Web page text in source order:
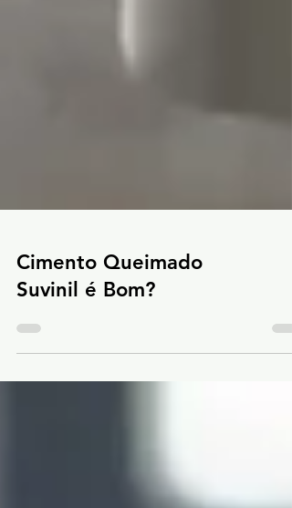
Cimento Queimado
Suvinil é Bom?